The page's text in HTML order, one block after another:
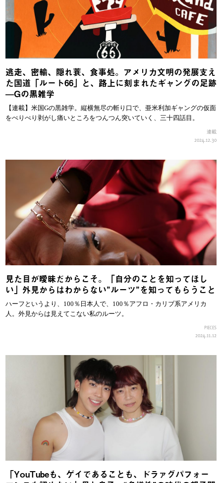
逃走、密輸、隠れ蓑、食事処。アメリカ文明の発展支え
た国道「ルート66」と、路上に刻まれたギャングの足跡
—Gの黒雑学
【連載】米国Gの黒雑学。縦横無尽の斬り口で、亜米利加ギャングの仮面
をぺりぺり剥がし痛いところをつんつん突いていく、三十四話目。
連載
2024.12.30
見た目が曖昧だからこそ。「自分のことを知ってほし
い」外見からはわからない”ルーツ”を知ってもらうこと
ハーフというより、100％日本人で、100％アフロ・カリブ系アメリカ
人。外見からは見えてこない私のルーツ。
PIECES
2024.11.12
「YouTubeも、ゲイであることも、ドラァグパフォー